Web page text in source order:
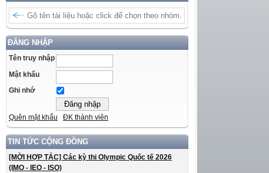
ĐĂNG NHẬP
Tên truy nhập
Mật khẩu
Ghi nhớ
Quên mật khẩu ĐK thành viên
TIN TỨC CỘNG ĐỒNG
[MỜI HỢP TÁC] Các kỳ thi Olympic Quốc tế 2026
(IMO - IEO - ISO)